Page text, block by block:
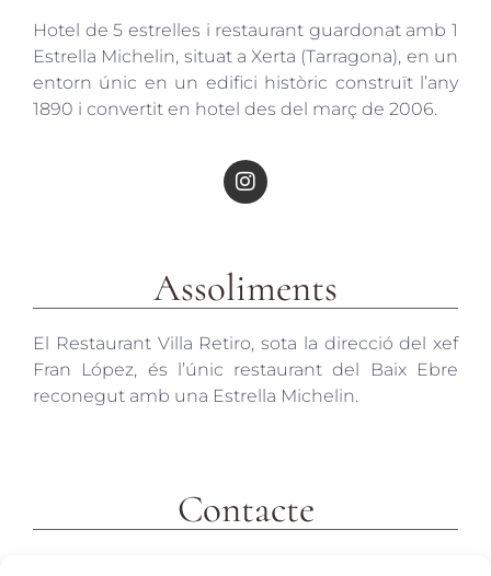
Hotel de 5 estrelles i restaurant guardonat amb 1
Estrella Michelin, situat a Xerta (Tarragona), en un
entorn únic en un edifici històric construït l’any
1890 i convertit en hotel des del març de 2006.
Assoliments
El Restaurant Villa Retiro, sota la direcció del xef
Fran López, és l’únic restaurant del Baix Ebre
reconegut amb una Estrella Michelin.
Contacte